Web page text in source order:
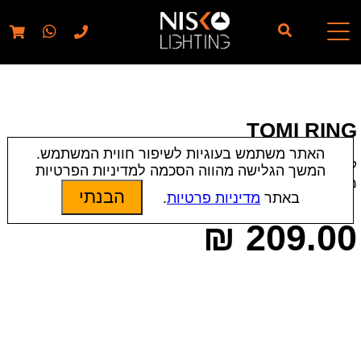
// elementor template for pages - should also ignore woo
pages!!
TOMI RING
קטגוריות:חדשים|תאורה פס צבירה|תאורת פנים
מק״ט:
8051
209.00
₪
האתר משתמש בעוגיות לשיפור חווית המשתמש.
המשך הגלישה מהווה הסכמה למדיניות הפרטיות
באתר מדיניות פרטיות. הבנתי